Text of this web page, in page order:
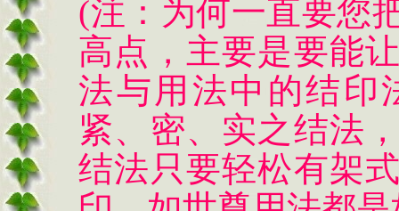
(注：为何一直要您
高点，主要是要能
法与用法中的结印
紧、密、实之结法
结法只要轻松有架